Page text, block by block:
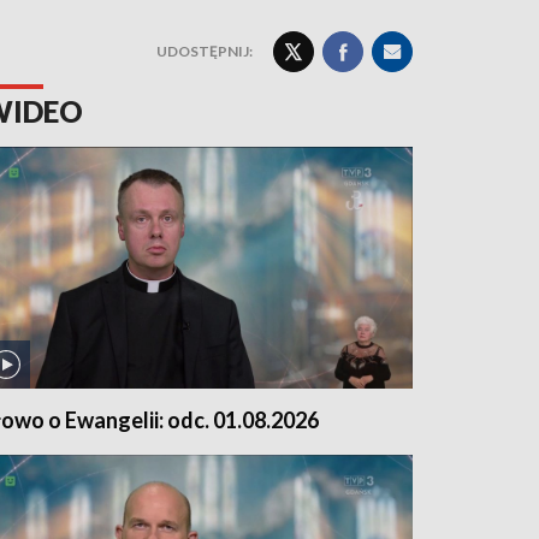
UDOSTĘPNIJ:
o Ewangelii: odc. 01.08.2026